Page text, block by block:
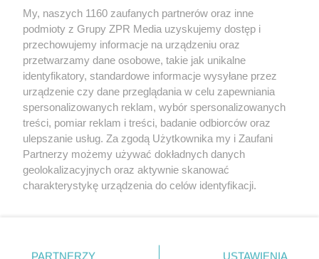
Żaden utwór zamieszczony w serwisie nie może być powielany i
rozpowszechniany lub dalej rozpowszechniany w jakikolwiek sposób (w
tym także elektroniczny lub mechaniczny) na jakimkolwiek polu
eksploatacji w jakiejkolwiek formie, włącznie z umieszczaniem w
Internecie bez pisemnej zgody właściciela praw. Jakiekolwiek użycie lub
wykorzystanie utworów w całości lub w części z naruszeniem prawa,
tzn. bez właściwej zgody, jest zabronione pod groźbą kary i może być
ścigane prawnie.
My, naszych 1160 zaufanych partnerów oraz inne
podmioty z Grupy ZPR Media uzyskujemy dostęp i
przechowujemy informacje na urządzeniu oraz
przetwarzamy dane osobowe, takie jak unikalne
identyfikatory, standardowe informacje wysyłane przez
urządzenie czy dane przeglądania w celu zapewniania
spersonalizowanych reklam, wybór spersonalizowanych
treści, pomiar reklam i treści, badanie odbiorców oraz
ulepszanie usług. Za zgodą Użytkownika my i Zaufani
Partnerzy możemy używać dokładnych danych
geolokalizacyjnych oraz aktywnie skanować
charakterystykę urządzenia do celów identyfikacji.
zmienić/wycofać klikając przycisk ustawień prywatności
PARTNERZY USTAWIENIA